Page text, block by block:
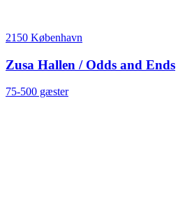
2150 København
Zusa Hallen / Odds and Ends
75-500 gæster